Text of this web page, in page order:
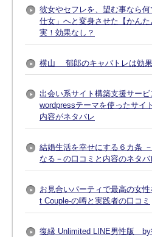
彼女やセフレを、望む事なら
仕女」へと変身させた【かん
実！効果なし？
横山 郁郎のキャバトレは効果
出会い系サイト構築支援サービ
wordpressテーマを使ったサイ
内容がネタバレ
結婚生活を幸せにする６カ条
なる－の口コミと内容のネタ
お見合いパーティで最高の女
t Couple-の噂と実践者の口コミ
復縁 Unlimited LINE男性版 by